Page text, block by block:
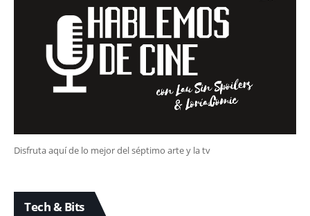
Disfruta aquí de lo mejor del séptimo arte y la tv
Tech & Bits